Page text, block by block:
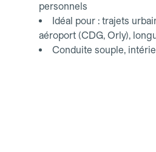
personnels
Idéal pour : trajets
aéroport (CDG, Orly),
Conduite souple,